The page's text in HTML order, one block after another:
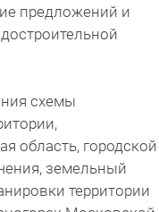
предложений и
схемы
область, городской
земельный
территории